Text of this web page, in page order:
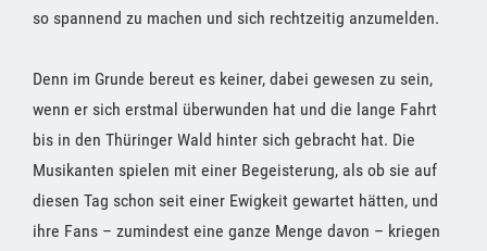
so spannend zu machen und sich rechtzeitig anzumelden.
Denn im Grunde bereut es keiner, dabei gewesen zu sein,
wenn er sich erstmal überwunden hat und die lange Fahrt
bis in den Thüringer Wald hinter sich gebracht hat. Die
Musikanten spielen mit einer Begeisterung, als ob sie auf
diesen Tag schon seit einer Ewigkeit gewartet hätten, und
ihre Fans – zumindest eine ganze Menge davon – kriegen